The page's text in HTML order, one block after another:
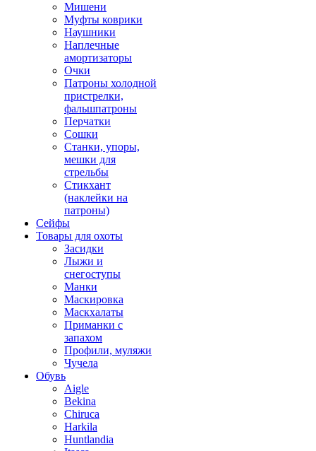
Мишени
Муфты коврики
Наушники
Наплечные
амортизаторы
Очки
Патроны холодной
пристрелки,
фальшпатроны
Перчатки
Сошки
Станки, упоры,
мешки для
стрельбы
Стикхант
(наклейки на
патроны)
Сейфы
Товары для охоты
Засидки
Лыжи и
снегоступы
Манки
Маскировка
Маскхалаты
Приманки с
запахом
Профили, муляжи
Чучела
Обувь
Aigle
Bekina
Chiruсa
Harkila
Huntlandia